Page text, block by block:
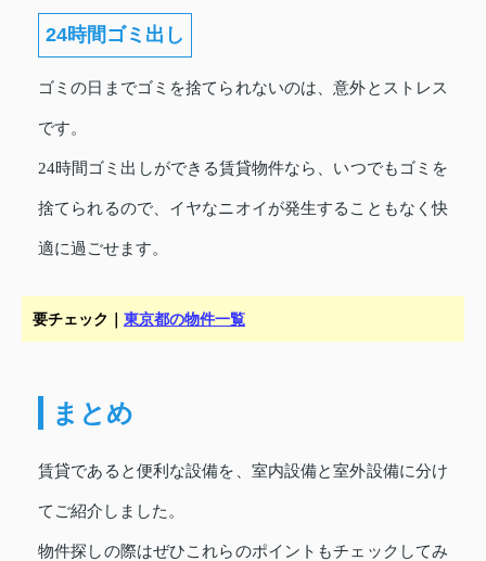
24時間ゴミ出し
ゴミの日までゴミを捨てられないのは、意外とストレス
です。
24時間ゴミ出しができる賃貸物件なら、いつでもゴミを
捨てられるので、イヤなニオイが発生することもなく快
適に過ごせます。
要チェック｜ 東京都の物件一覧
まとめ
賃貸であると便利な設備を、室内設備と室外設備に分け
てご紹介しました。
物件探しの際はぜひこれらのポイントもチェックしてみ